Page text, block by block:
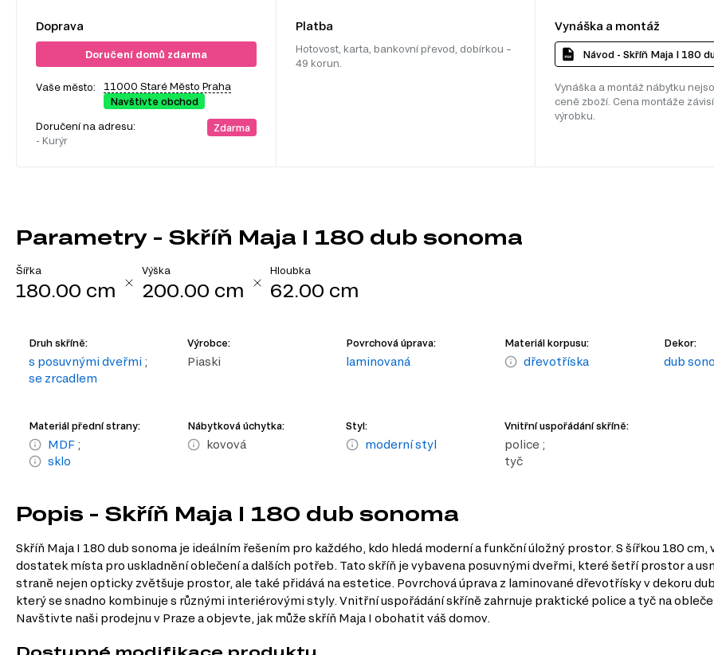
Doprava
Doručení domů zdarma
Vaše město:
11000 Staré Město Praha
Navštivte obchod
Doručení na adresu:
- Kurýr
Zdarma
Platba
Hotovost, karta, bankovní převod, dobírkou –
49 korun.
Vynáška a montáž
Návod - Skříň Maja I 180
Vynáška a montáž nábytku
ceně zboží. Cena montáže
výrobku.
Parametry - Skříň Maja I 180 dub sonoma
Šířka
180.00 cm
Výška
200.00 cm
Hloubka
62.00 cm
Druh skříně:
s posuvnými dveřmi ;
se zrcadlem
Výrobce:
Piaski
Povrchová úprava:
laminovaná
Materiál korpusu:
dřevotříska
Dekor:
dub
Materiál přední strany:
MDF ;
sklo
Nábytková úchytka:
kovová
Styl:
moderní styl
Vnitřní uspořádání skříně:
police ;
tyč
Popis - Skříň Maja I 180 dub sonoma
Skříň Maja I 180 dub sonoma je ideálním řešením pro každého, kdo hledá moderní a funkční úložný prostor. S šířkou 180 cm,
dostatek místa pro uskladnění oblečení a dalších potřeb. Tato skříň je vybavena posuvnými dveřmi, které šetří prostor a
straně nejen opticky zvětšuje prostor, ale také přidává na estetice. Povrchová úprava z laminované dřevotřísky v dekoru
který se snadno kombinuje s různými interiérovými styly. Vnitřní uspořádání skříně zahrnuje praktické police a tyč na
Navštivte naši prodejnu v Praze a objevte, jak může skříň Maja I obohatit váš domov.
Dostupné modifikace produktu